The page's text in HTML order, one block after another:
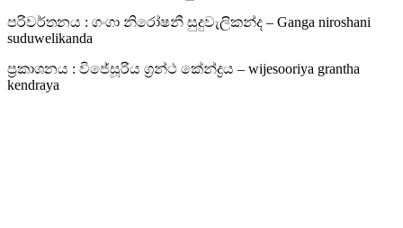
පරිවර්තනය : ගංගා නිරෝෂනී සුදුවැලිකන්ද – Ganga niroshani
suduwelikanda
ප්‍රකාශනය : විජේසූරිය ග්‍රන්ථ කේන්ද්‍රය – wijesooriya grantha
kendraya